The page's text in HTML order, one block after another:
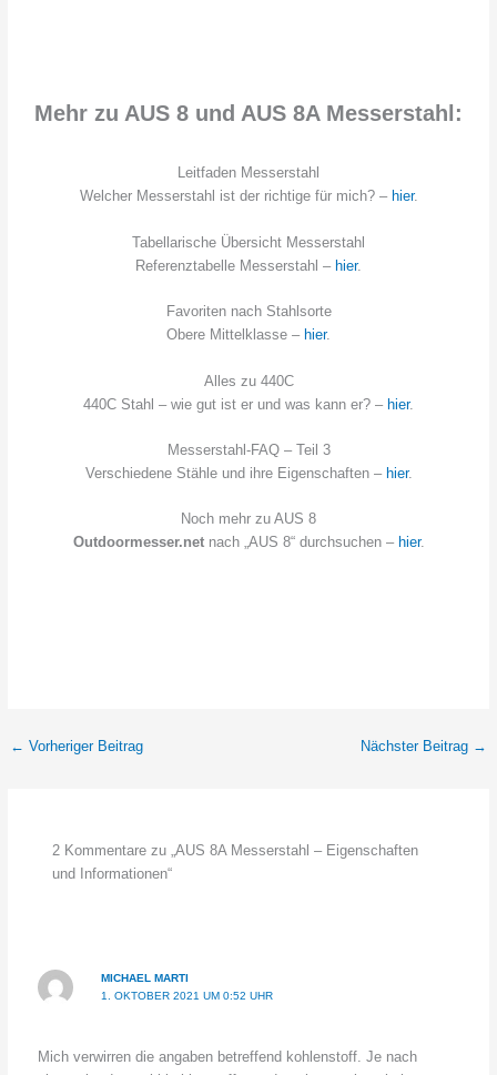
Mehr zu AUS 8 und AUS 8A Messerstahl:
Leitfaden Messerstahl
Welcher Messerstahl ist der richtige für mich? – hier.
Tabellarische Übersicht Messerstahl
Referenztabelle Messerstahl – hier.
Favoriten nach Stahlsorte
Obere Mittelklasse – hier.
Alles zu 440C
440C Stahl – wie gut ist er und was kann er? – hier.
Messerstahl-FAQ – Teil 3
Verschiedene Stähle und ihre Eigenschaften – hier.
Noch mehr zu AUS 8
Outdoormesser.netnach „AUS 8“ durchsuchen – hier.
← Vorheriger Beitrag Nächster Beitrag →
2 Kommentare zu „AUS 8A Messerstahl – Eigenschaften
und Informationen“
MICHAEL MARTI
1. OKTOBER 2021 UM 0:52 UHR
Mich verwirren die angaben betreffend kohlenstoff. Je nach